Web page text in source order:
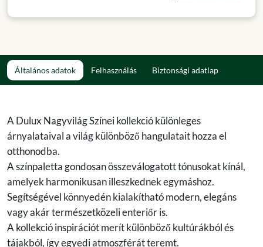
Általános adatok Felhasználás Biztonsági adatlap
A Dulux Nagyvilág Színei kollekció különleges
árnyalataival a világ különböző hangulatait hozza el
otthonodba.
A színpaletta gondosan összeválogatott tónusokat kínál,
amelyek harmonikusan illeszkednek egymáshoz.
Segítségével könnyedén kialakítható modern, elegáns
vagy akár természetközeli enteriőr is.
A kollekció inspirációt merít különböző kultúrákból és
tájakból, így egyedi atmoszférát teremt.